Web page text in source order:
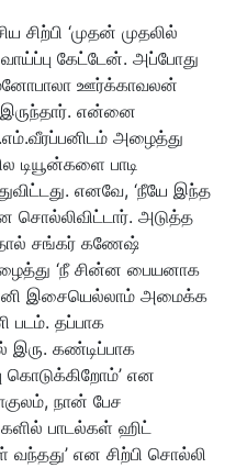
சிற்பி ‘முதன் முதலில்
கேட்டேன். அப்போது
ஊர்க்காவலன்
என்னை
அழைத்து
டியூன்களை பாடி
எனவே, ‘நீயே இந்த
சொல்லிவிட்டார். அடுத்த
சங்கர் கணேஷ்
‘நீ சின்ன பையனாக
இசையெல்லாம் அமைக்க
படம். தப்பாக
இரு. கண்டிப்பாக
கொடுக்கிறோம்’ என
நான் பேச
பாடல்கள் ஹிட்
வந்தது’ என சிற்பி சொல்லி